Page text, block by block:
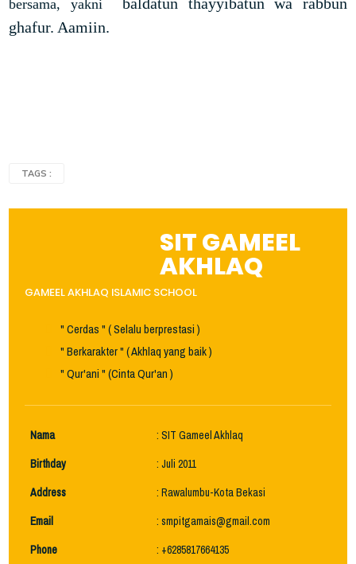
bersama, yakni
ghafur. Aamiin.
TAGS :
SIT GAMEEL
AKHLAQ
GAMEEL AKHLAQ ISLAMIC SCHOOL
" Cerdas " ( Selalu berprestasi )
" Berkarakter " ( Akhlaq yang baik )
" Qur'ani " (Cinta Qur'an )
Nama
: SIT Gameel Akhlaq
Birthday
: Juli 2011
Address
: Rawalumbu-Kota Bekasi
Email
:smpitgamais@gmail.com
Phone
: +6285817664135